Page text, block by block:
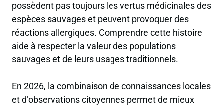
possèdent pas toujours les vertus médicinales des
espèces sauvages et peuvent provoquer des
réactions allergiques. Comprendre cette histoire
aide à respecter la valeur des populations
sauvages et de leurs usages traditionnels.
En 2026, la combinaison de connaissances locales
et d’observations citoyennes permet de mieux